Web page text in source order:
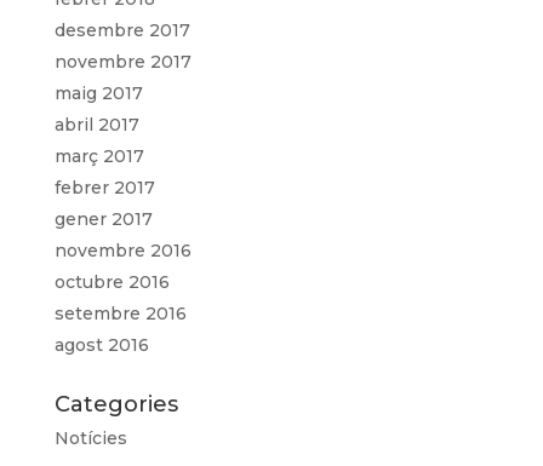
desembre 2017
novembre 2017
maig 2017
abril 2017
març 2017
febrer 2017
gener 2017
novembre 2016
octubre 2016
setembre 2016
agost 2016
Categories
Notícies